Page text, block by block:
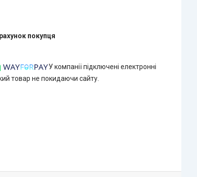
покупця
У компанії підключені електронні
товар не покидаючи сайту.